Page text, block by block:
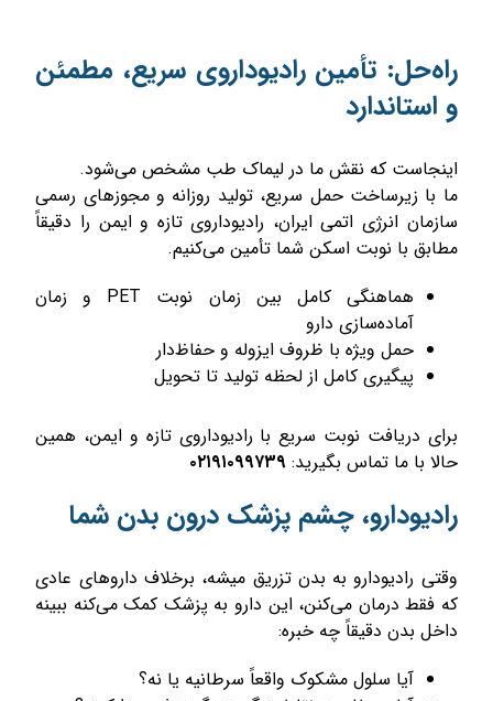
راه‌حل: تأمین رادیوداروی سریع، مطمئن
و استاندارد
اینجاست که نقش ما در لیماک طب مشخص می‌شود.
ما با زیرساخت حمل سریع، تولید روزانه و مجوزهای رسمی
سازمان انرژی اتمی ایران، رادیوداروی تازه و ایمن را دقیقاً
مطابق با نوبت اسکن شما تأمین می‌کنیم.
هماهنگی کامل بین زمان نوبت PET و زمان
آماده‌سازی دارو
حمل ویژه با ظروف ایزوله و حفاظ‌دار
پیگیری کامل از لحظه تولید تا تحویل
برای دریافت نوبت سریع با رادیوداروی تازه و ایمن، همین
حالا با ما تماس بگیرید:۰۲۱۹۱۰۹۹۷۳۹
رادیودارو، چشم پزشک درون بدن شما
وقتی رادیودارو به بدن تزریق میشه، برخلاف داروهای عادی
که فقط درمان می‌کنن، این دارو به پزشک کمک می‌کنه ببینه
داخل بدن دقیقاً چه خبره:
آیا سلول مشکوک واقعاً سرطانیه یا نه؟